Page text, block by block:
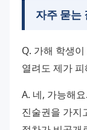
자주 묻는
Q. 가해 학생
열려도 제가
A. 네, 가능해
진술권을 가지